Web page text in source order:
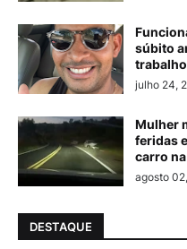
súbito
julho 24,
Mulher
feridas
carro
agosto
DESTAQUE